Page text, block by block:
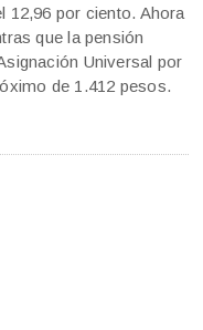
12,96 por ciento. Ahora
que la pensión
Universal por
de 1.412 pesos.